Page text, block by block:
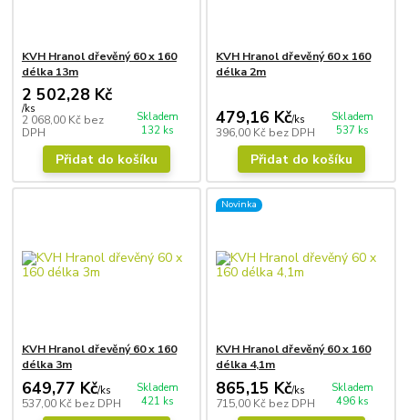
KVH Hranol dřevěný 60 x 160
délka 13m
2 502,28 Kč
/ks
2 068,00 Kč bez
DPH
Skladem
132 ks
Přidat do košíku
KVH Hranol dřevěný 60 x 160
délka 2m
479,16 Kč/ks
396,00 Kč bez DPH
Skladem
537 ks
Přidat do košíku
KVH Hranol dřevěný 60 x 160
délka 3m
649,77 Kč/ks
537,00 Kč bez DPH
Skladem
421 ks
Novinka
KVH Hranol dřevěný 60 x 160
délka 4,1m
865,15 Kč/ks
715,00 Kč bez DPH
Skladem
496 ks